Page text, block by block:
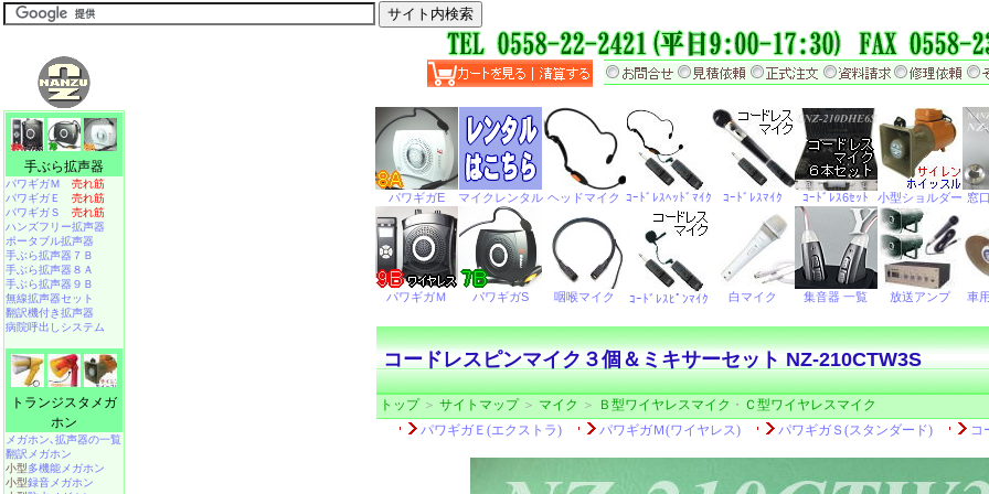
コードレスピンマイク３個＆ミキサーセット NZ-210CTW3S
トップ＞ サイトマップ＞ マイク ＞ Ｂ型ワイヤレスマイク ・ Ｃ型ワイヤレスマイク
手ぶら拡声器
パワギガＭ 売れ筋
パワギガＥ 売れ筋
パワギガＳ 売れ筋
ハンズフリー拡声器
ポータブル拡声器
手ぶら拡声器７Ｂ
手ぶら拡声器８Ａ
手ぶら拡声器９Ｂ
無線拡声器セット
翻訳機付き拡声器
病院呼出しシステム
トランジスタメガ
ホン
メガホン､拡声器の一覧
翻訳メガホン
小型多機能メガホン
小型録音メガホン